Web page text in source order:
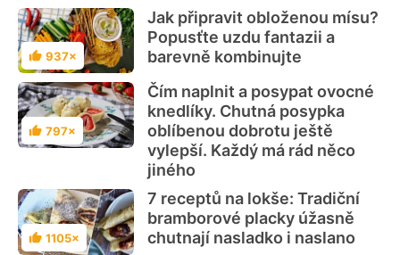
Hodnocení
937×
Jak připravit obloženou mísu?
Popusťte uzdu fantazii a
barevně kombinujte
Hodnocení
797×
Čím naplnit a posypat ovocné
knedlíky. Chutná posypka
oblíbenou dobrotu ještě
vylepší. Každý má rád něco
jiného
Hodnocení
1105×
7 receptů na lokše: Tradiční
bramborové placky úžasně
chutnají nasladko i naslano